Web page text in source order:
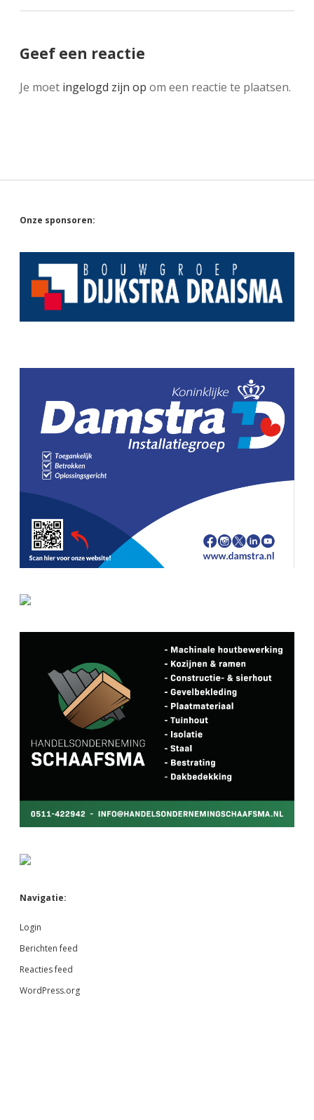
Geef een reactie
Je moet ingelogd zijn op om een reactie te plaatsen.
Sidebar
Onze sponsoren:
Navigatie:
Login
Berichten feed
Reacties feed
WordPress.org